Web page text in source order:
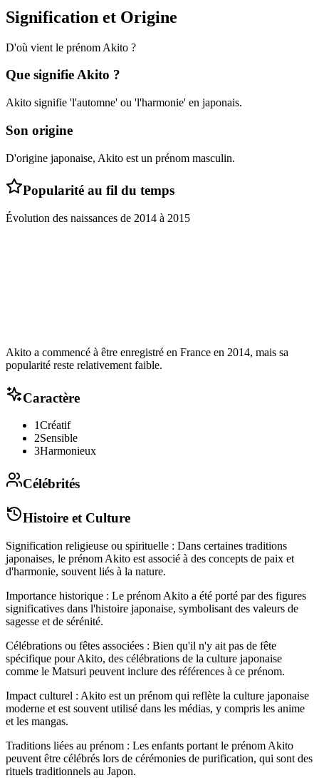
Signification et Origine
D'où vient le prénom Akito ?
Que signifieAkito ?
Akito signifie 'l'automne' ou 'l'harmonie' en japonais.
Son origine
D'origine japonaise, Akito est un prénom masculin.
Popularité au fil du temps
Évolution des naissances de 2014 à 2015
Akito a commencé à être enregistré en France en 2014, mais sa
popularité reste relativement faible.
Caractère
1Créatif
2Sensible
3Harmonieux
Célébrités
Histoire et Culture
Signification religieuse ou spirituelle : Dans certaines traditions
japonaises, le prénom Akito est associé à des concepts de paix et
d'harmonie, souvent liés à la nature.
Importance historique : Le prénom Akito a été porté par des figures
significatives dans l'histoire japonaise, symbolisant des valeurs de
sagesse et de sérénité.
Célébrations ou fêtes associées : Bien qu'il n'y ait pas de fête
spécifique pour Akito, des célébrations de la culture japonaise
comme le Matsuri peuvent inclure des références à ce prénom.
Impact culturel : Akito est un prénom qui reflète la culture japonaise
moderne et est souvent utilisé dans les médias, y compris les anime
et les mangas.
Traditions liées au prénom : Les enfants portant le prénom Akito
peuvent être célébrés lors de cérémonies de purification, qui sont des
rituels traditionnels au Japon.